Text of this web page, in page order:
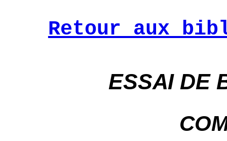
Retour aux
ESSAI DE